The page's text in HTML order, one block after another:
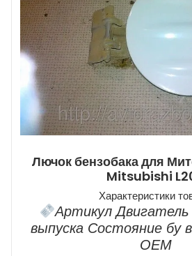
Лючок бензобака для
Mitsubishi
Характеристики
Артикул Двигатель
выпуска Состояние бу
ОЕМ